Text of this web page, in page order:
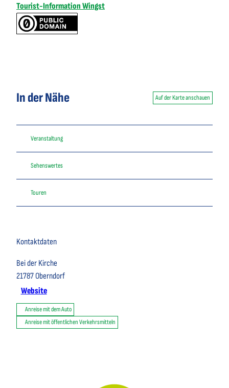
Tourist-Information Wingst
In der Nähe Auf der Karte anschauen
Veranstaltung
Sehenswertes
Touren
Kontaktdaten
Bei der Kirche
21787 Oberndorf
Website
Anreise mit dem Auto
Anreise mit öffentlichen Verkehrsmitteln